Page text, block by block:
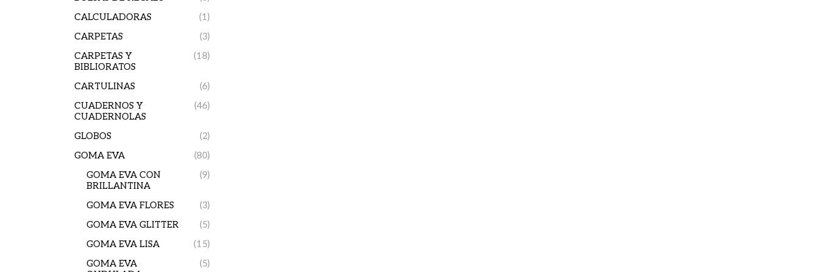
CALCULADORAS
(1)
CARPETAS
(3)
CARPETAS Y
BIBLIORATOS
(18)
CARTULINAS
(6)
CUADERNOS Y
CUADERNOLAS
(46)
GLOBOS
(2)
GOMA EVA
(80)
GOMA EVA CON
BRILLANTINA
(9)
GOMA EVA FLORES
(3)
GOMA EVA GLITTER
(5)
GOMA EVA LISA
(15)
GOMA EVA
(5)